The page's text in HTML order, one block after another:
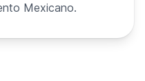
Mexicano.